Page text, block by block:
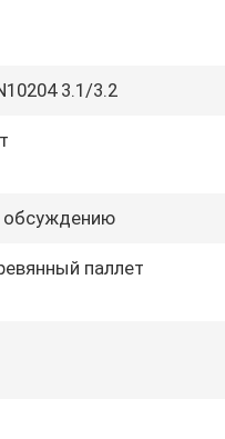
3.1/3.2
паллет